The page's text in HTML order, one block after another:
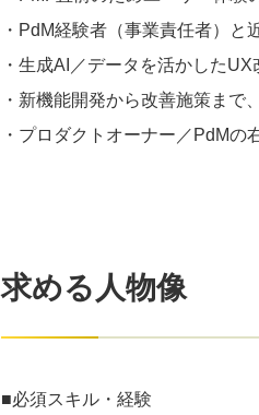
・PdM経験者（事業責任者）と
・生成AI／データを活かした
・新機能開発から改善施策まで
・プロダクトオーナー／PdM
求める人物像
■必須スキル・経験